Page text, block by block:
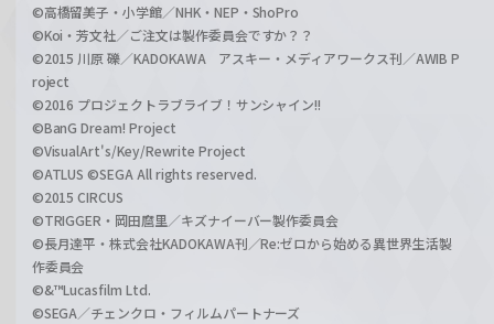
©高橋留美子・小学館／NHK・NEP・ShoPro
©Koi・芳文社／ご注文は製作委員会ですか？？
©2015 川原 礫／KADOKAWA アスキー・メディアワークス刊／AWIB P
roject
©2016 プロジェクトラブライブ！サンシャイン!!
©BanG Dream! Project
©VisualArt's/Key/Rewrite Project
©ATLUS ©SEGA All rights reserved.
©2015 CIRCUS
©TRIGGER・岡田麿里／キズナイーバー製作委員会
©長月達平・株式会社KADOKAWA刊／Re:ゼロから始める異世界生活製
作委員会
©&™Lucasfilm Ltd.
©SEGA／チェンクロ・フィルムパートナーズ